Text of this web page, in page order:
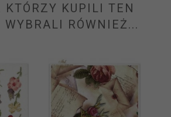
KTÓRZY KUPILI TEN
WYBRALI RÓWNIEŻ...